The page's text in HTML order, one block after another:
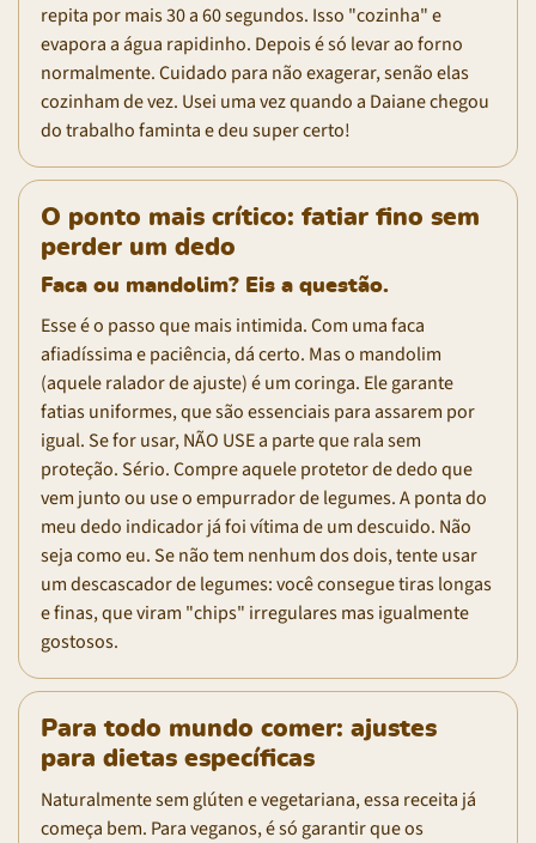
repita por mais 30 a 60 segundos. Isso "cozinha" e
evapora a água rapidinho. Depois é só levar ao forno
normalmente. Cuidado para não exagerar, senão elas
cozinham de vez. Usei uma vez quando a Daiane chegou
do trabalho faminta e deu super certo!
O ponto mais crítico: fatiar fino sem
perder um dedo
Faca ou mandolim? Eis a questão.
Esse é o passo que mais intimida. Com uma faca
afiadíssima e paciência, dá certo. Mas o mandolim
(aquele ralador de ajuste) é um coringa. Ele garante
fatias uniformes, que são essenciais para assarem por
igual. Se for usar, NÃO USE a parte que rala sem
proteção. Sério. Compre aquele protetor de dedo que
vem junto ou use o empurrador de legumes. A ponta do
meu dedo indicador já foi vítima de um descuido. Não
seja como eu. Se não tem nenhum dos dois, tente usar
um descascador de legumes: você consegue tiras longas
e finas, que viram "chips" irregulares mas igualmente
gostosos.
Para todo mundo comer: ajustes
para dietas específicas
Naturalmente sem glúten e vegetariana, essa receita já
começa bem. Para veganos, é só garantir que os